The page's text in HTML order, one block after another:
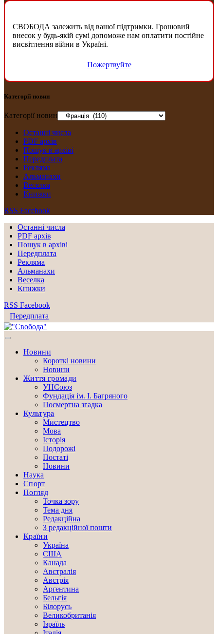
СВОБОДА залежить від вашої підтримки. Грошовий
внесок у будь-якій сумі допоможе нам оплатити постійне
висвітлення війни в Україні.
Пожертвуйте
Категорії новин
Категорії новин
Останні числа
PDF архів
Пошук в архіві
Передплата
Рекляма
Альманахи
Веселка
Книжки
RSS Facebook
Останні числа
PDF архів
Пошук в архіві
Передплата
Рекляма
Альманахи
Веселка
Книжки
RSS Facebook
Передплата
Новини
Короткі новини
Новини
Життя громади
УНСоюз
Фундація ім. І. Багряного
Посмертна згадка
Культура
Мистецтво
Мова
Історія
Подорожі
Постаті
Новини
Наука
Спорт
Погляд
Точка зору
Тема дня
Редакційна
З редакційної пошти
Країни
Україна
США
Канада
Австралія
Австрія
Арґентина
Бельгія
Білорусь
Великобританія
Ізраїль